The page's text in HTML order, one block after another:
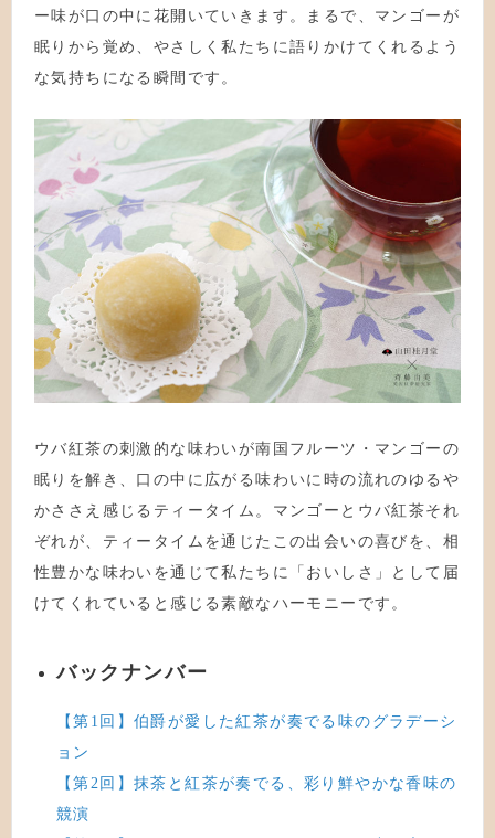
ー味が口の中に花開いていきます。まるで、マンゴーが
眠りから覚め、やさしく私たちに語りかけてくれるよう
な気持ちになる瞬間です。
ウバ紅茶の刺激的な味わいが南国フルーツ・マンゴーの
眠りを解き、口の中に広がる味わいに時の流れのゆるや
かささえ感じるティータイム。マンゴーとウバ紅茶それ
ぞれが、ティータイムを通じたこの出会いの喜びを、相
性豊かな味わいを通じて私たちに「おいしさ」として届
けてくれていると感じる素敵なハーモニーです。
バックナンバー
【第1回】伯爵が愛した紅茶が奏でる味のグラデーシ
ョン
【第2回】抹茶と紅茶が奏でる、彩り鮮やかな香味の
競演